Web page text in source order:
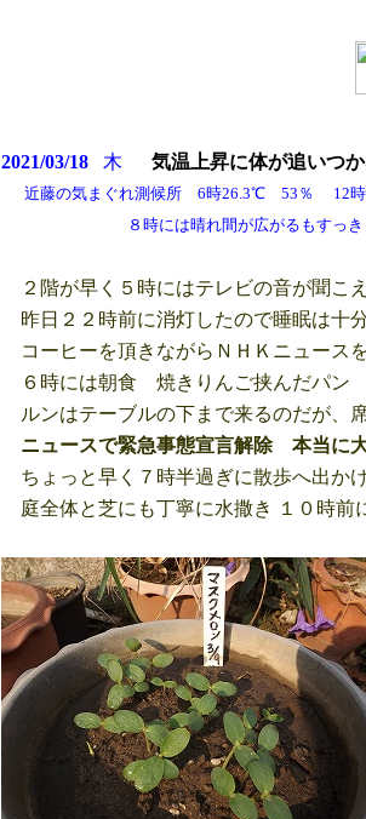
2021/03/18 木 気温上昇に体が追いつ
近藤の気まぐれ測候所 6時26.3℃ 53％
８時には晴れ間が広がるもすっきりと
２階が早く５時にはテレビの音が聞こ
昨日２２時前に消灯したので睡眠は十
コーヒーを頂きながらＮＨＫニュース
６時には朝食 焼きりんご挟んだパン
ルンはテーブルの下まで来るのだが、
ニュースで緊急事態宣言解除 本当に
ちょっと早く７時半過ぎに散歩へ出か
庭全体と芝にも丁寧に水撒き １０時前